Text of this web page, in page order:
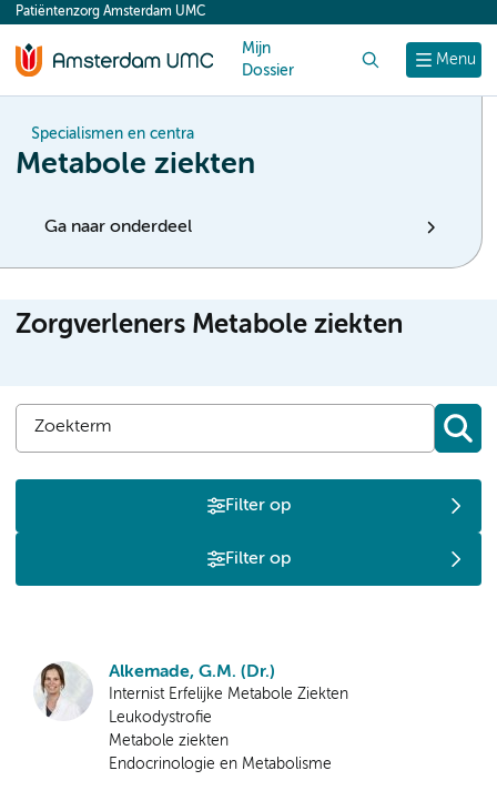
content
Menu
Patiëntenzorg Amsterdam UMC
Mijn
Dossier
Specialismen en centra
Metabole ziekten
Ga naar onderdeel
Zorgverleners Metabole ziekten
Filter op
Filter op
Alkemade, G.M. (Dr.)
Internist Erfelijke Metabole Ziekten
Leukodystrofie
Metabole ziekten
Endocrinologie en Metabolisme